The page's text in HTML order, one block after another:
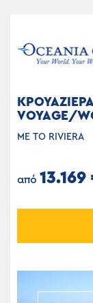
VOYAGE/
ΜΕ ΤΟ RIVIERA
από 13.169